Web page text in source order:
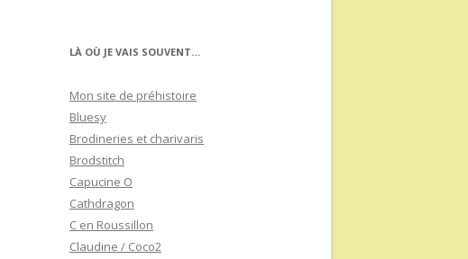
LÀ OÙ JE VAIS SOUVENT…
Mon site de préhistoire
Bluesy
Brodineries et charivaris
Brodstitch
Capucine O
Cathdragon
C en Roussillon
Claudine / Coco2